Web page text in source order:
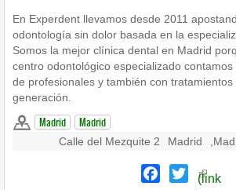
En Experdent llevamos desde 2011
odontología sin dolor basada en la
Somos la mejor clínica dental en Madrid
centro odontológico especializado
de profesionales y también con tratamientos
generación.
Madrid Madrid
Calle del Mezquite 2 Madrid
Facebook
Twitter
(link